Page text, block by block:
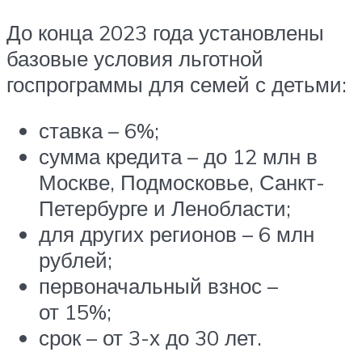
До конца 2023 года установлены
базовые условия льготной
госпрограммы для семей с детьми:
ставка – 6%;
сумма кредита – до 12 млн в
Москве, Подмосковье, Санкт-
Петербурге и Ленобласти;
для других регионов – 6 млн
рублей;
первоначальный взнос –
от 15%;
срок – от 3-х до 30 лет.